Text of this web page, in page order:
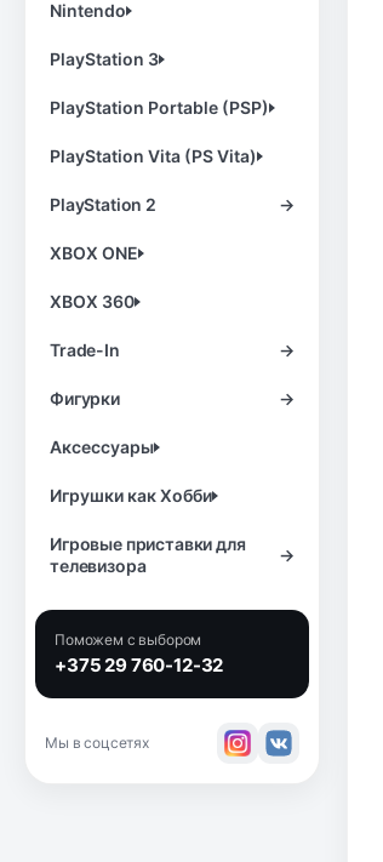
Nintendo
PlayStation 3
PlayStation Portable (PSP)
PlayStation Vita (PS Vita)
PlayStation 2 →
XBOX ONE
XBOX 360
Trade-In →
Фигурки →
Аксессуары
Игрушки как Хобби
Игровые приставки для
телевизора
→
Поможем с выбором
+375 29 760-12-32
Мы в соцсетях